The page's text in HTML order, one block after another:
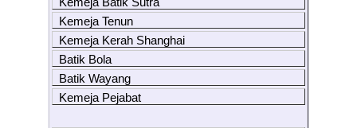
Kemeja Tenun
Kemeja Kerah Shanghai
Batik Bola
Batik Wayang
Kemeja Pejabat